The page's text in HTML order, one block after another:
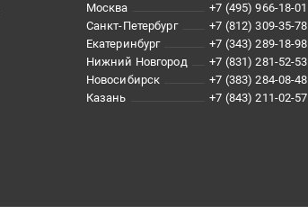
Москва
+7 (495) 966-18-01
Санкт-Петербург
+7 (812) 309-35-78
Екатеринбург
+7 (343) 289-18-98
Нижний Новгород
+7 (831) 281-52-53
Новосибирск
+7 (383) 284-08-48
Казань
+7 (843) 211-02-57